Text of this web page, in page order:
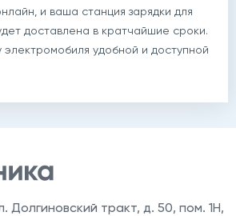
и ваша станция зарядки для
доставлена в кратчайшие сроки.
электромобиля удобной и доступной
Долгиновский тракт, д. 50, пом. 1Н,